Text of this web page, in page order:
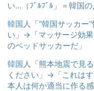
い…（ﾌﾞﾙﾌﾞﾙ」＝韓国
韓国人「“韓国サッカー
い」→「マッサージ効
のベッドサッカーだ」
韓国人「熊本地震で見
ください」→「これは
本人は何か適当に作る